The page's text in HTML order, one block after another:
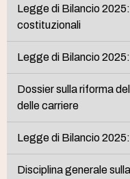
Legge di Bilancio
costituzionali
Legge di Bilancio
Dossier sulla riforma
delle carriere
Legge di Bilancio
Disciplina generale